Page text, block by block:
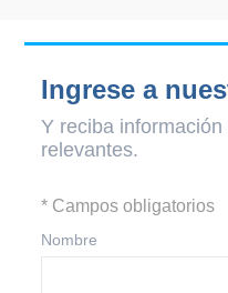
Ingrese a
Y reciba
relevantes.
* Campos obligatorios
Nombre